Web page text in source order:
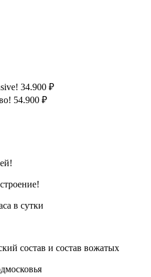
34.900 ₽
54.900 ₽
в сутки
состав и состав вожатых